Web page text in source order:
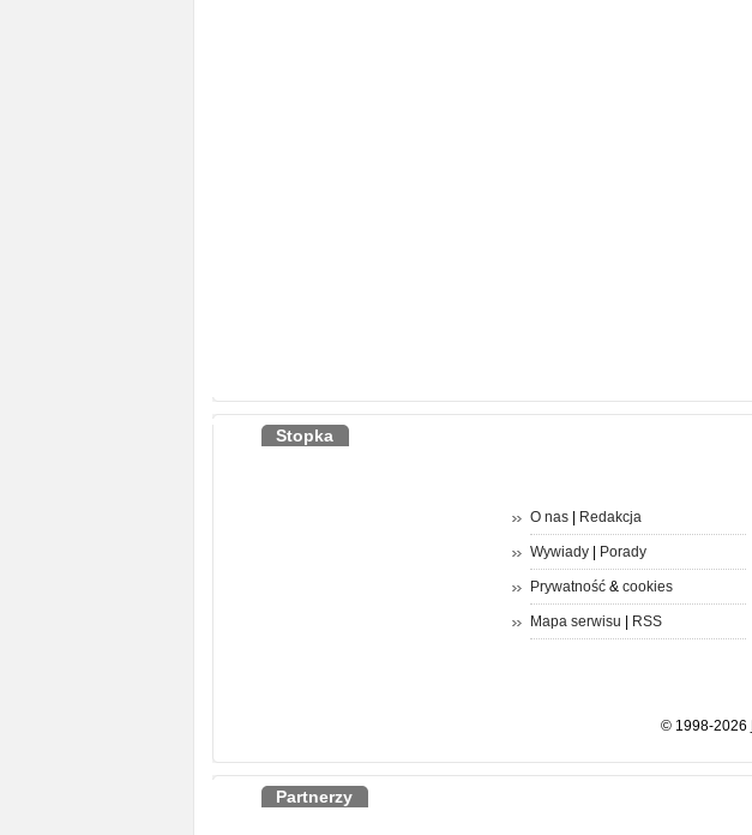
Stopka
O nas| Redakcja
Wywiady| Porady
Prywatność& cookies
Mapa serwisu RSS
© 1998-2026
Partnerzy